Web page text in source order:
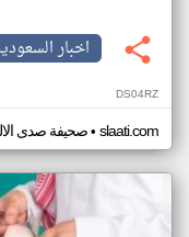
اخبار
DS04RZ
صحيفة صدى• slaati.com